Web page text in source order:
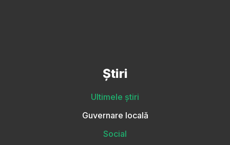
Știri
Ultimele știri
Guvernare locală
Social